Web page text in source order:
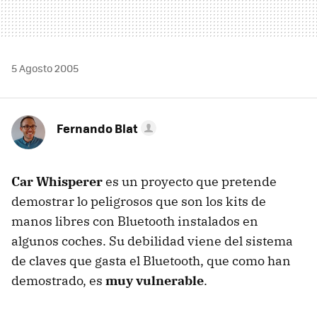
5 Agosto 2005
Fernando Blat
Car Whispereres un proyecto que pretende
demostrar lo peligrosos que son los kits de
manos libres con Bluetooth instalados en
algunos coches. Su debilidad viene del sistema
de claves que gasta el Bluetooth, que como han
demostrado, es muy vulnerable.